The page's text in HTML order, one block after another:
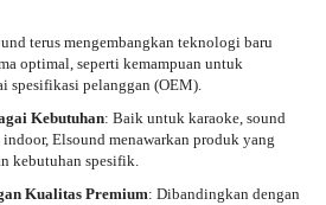
terus mengembangkan teknologi baru
optimal, seperti kemampuan untuk
spesifikasi pelanggan (OEM).
Kebutuhan: Baik untuk karaoke, sound
Elsound menawarkan produk yang
kebutuhan spesifik.
Kualitas Premium: Dibandingkan dengan